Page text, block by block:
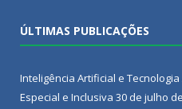
ÚLTIMAS PUBLICAÇÕES
Inteligência Artificial e
Especial e Inclusiva 30 de julho